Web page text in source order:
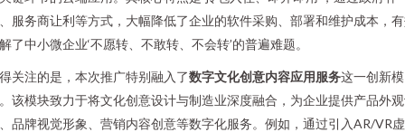
服务商让利等方式，大幅降低了企业的软件采购、部署和维护成本，
了中小微企业‘不愿转、不敢转、不会转’的普遍难题。
关注的是，本次推广特别融入了数字文化创意内容应用服务这一创新模
该模块致力于将文化创意设计与制造业深度融合，为企业提供产品外
品牌视觉形象、营销内容创意等数字化服务。例如，通过引入AR/VR